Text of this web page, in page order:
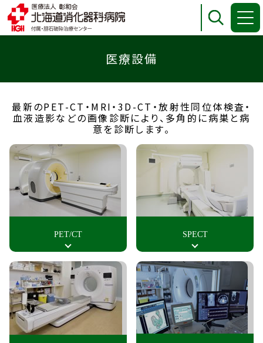
医療設備
最新のPET-CT・MRI・3D-CT・放射性同位体検査・
血液造影などの画像診断により、多角的に病巣と病
意を診断します。
PET/CT SPECT